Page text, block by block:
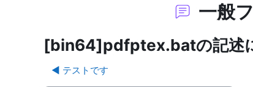
一般
[bin64]pdfptex.batの記述
◀︎ テストです